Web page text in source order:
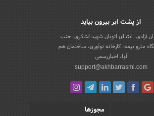
از پشت ابر بیرون بیاید
آزادی، ابتدای اتوبان شهید لشکری، جنب
مترو بیمه، کارخانه نوآوری، ساختمان هم
آوا، اخباررسمی
support@akhbarrasmi.com
مجوزها